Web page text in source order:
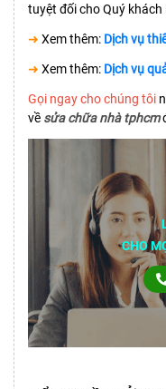
tuyệt đối cho Quý khách
➜ Xem thêm: Dịch vụ
➜ Xem thêm: Dịch vụ
Gọi ngay cho chúng tôi
về sửa chữa nhà tphcm
CHO